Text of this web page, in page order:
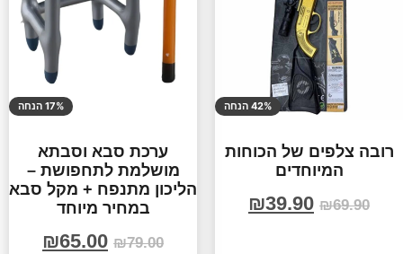
42% הנחה
רובה צלפים של הכוחות
המיוחדים
₪69.90
₪39.90
17% הנחה
ערכת סבא וסבתא
מושלמת לתחפושת –
הליכון מתנפח + מקל סבא
במחיר מיוחד
₪79.00
₪65.00